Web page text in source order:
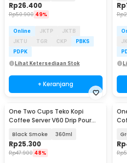
Rp26.400
Rp50.900 49%
Online JKTP
JKTB
JKTU
TGR CKP
PBKS
PDPK
Lihat Ketersediaan Stok
+ Keranjang
Rp
Rp
One Two Cups Teko Kopi
Coffee Server V60 Drip Pour
Black Smoke 360ml
Rp25.300
Rp47.900 48%
Rp
Rp